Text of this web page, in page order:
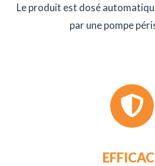
Le produit est dosé
par une pompe